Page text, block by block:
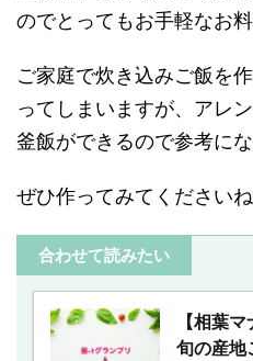
のでとってもお手軽なお料
ご家庭で炊き込みご飯を
ってしまいますが、アレ
釜飯ができるので参考にな
ぜひ作ってみてくださいね
合わせて読みたい
【相葉
旬の産地